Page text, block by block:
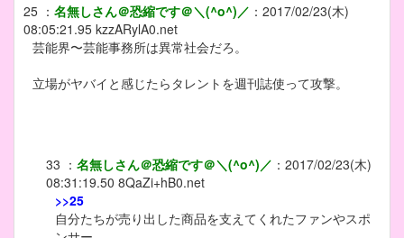
25 ： 名無しさん＠恐縮です＠＼(^o^)／ ： 2017/02/23(木)
08:05:21.95 kzzARylA0.net
芸能界〜芸能事務所は異常社会だろ。
立場がヤバイと感じたらタレントを週刊誌使って攻撃。
33 ： 名無しさん＠恐縮です＠＼(^o^)／ ： 2017/02/23(木)
08:31:19.50 8QaZi+hB0.net
>>25
自分たちが売り出した商品を支えてくれたファンやスポ